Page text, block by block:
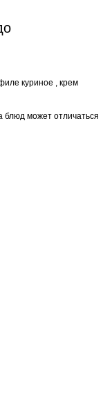
куриное , крем
блюд может отличаться